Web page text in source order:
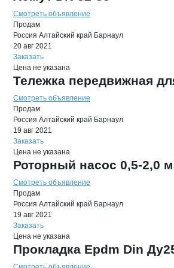
Смотреть объявление
Продам
Россия Алтайский край Барнаул
20 авг 2021
Заказать
Цена не указана
Тележка передвижная
Смотреть объявление
Продам
Россия Алтайский край Барнаул
19 авг 2021
Заказать
Цена не указана
Роторный насос 0,5-2,0
Смотреть объявление
Продам
Россия Алтайский край Барнаул
19 авг 2021
Заказать
Цена не указана
Прокладка Epdm Din